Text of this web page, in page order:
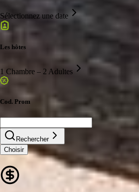
Sélectionnez une date
Les hôtes
1 Chambre – 2 Adultes
Cod. Prom
Rechercher
Choisir